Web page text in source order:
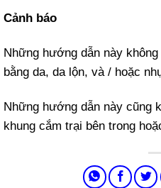
Cảnh báo
Những hướng dẫn này
bằng da, da lộn, và / hoặc
Những hướng dẫn này cũng
khung cắm trại bên trong